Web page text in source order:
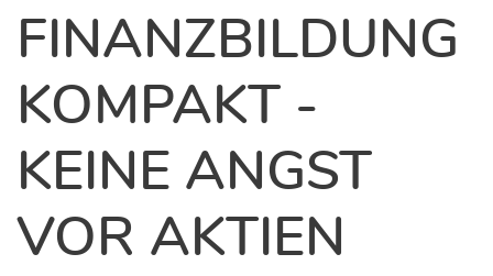
FINANZBILDUNG
KOMPAKT -
KEINE ANGST
VOR AKTIEN